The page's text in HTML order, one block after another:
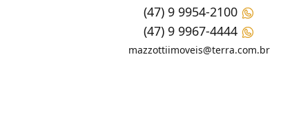
(47) 9 9954-2100
(47) 9 9967-4444
mazzottiimoveis@terra.com.br